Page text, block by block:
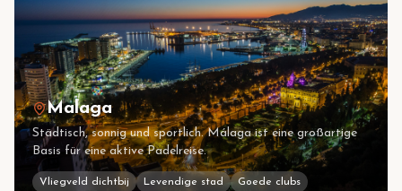
Malaga
Städtisch, sonnig und sportlich. Málaga ist eine großartige
Basis für eine aktive Padelreise.
Vliegveld dichtbij Levendige stad Goede clubs